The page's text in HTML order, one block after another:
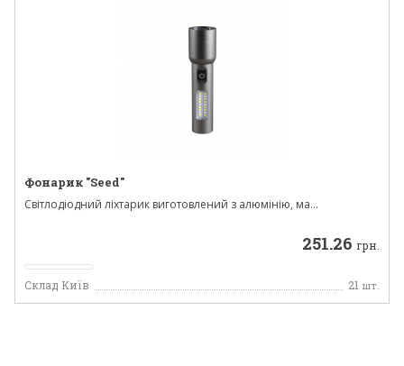
Фонарик "Seed"
Світлодіодний ліхтарик виготовлений з алюмінію, ма...
251.26 грн.
Склад Київ 21 шт.